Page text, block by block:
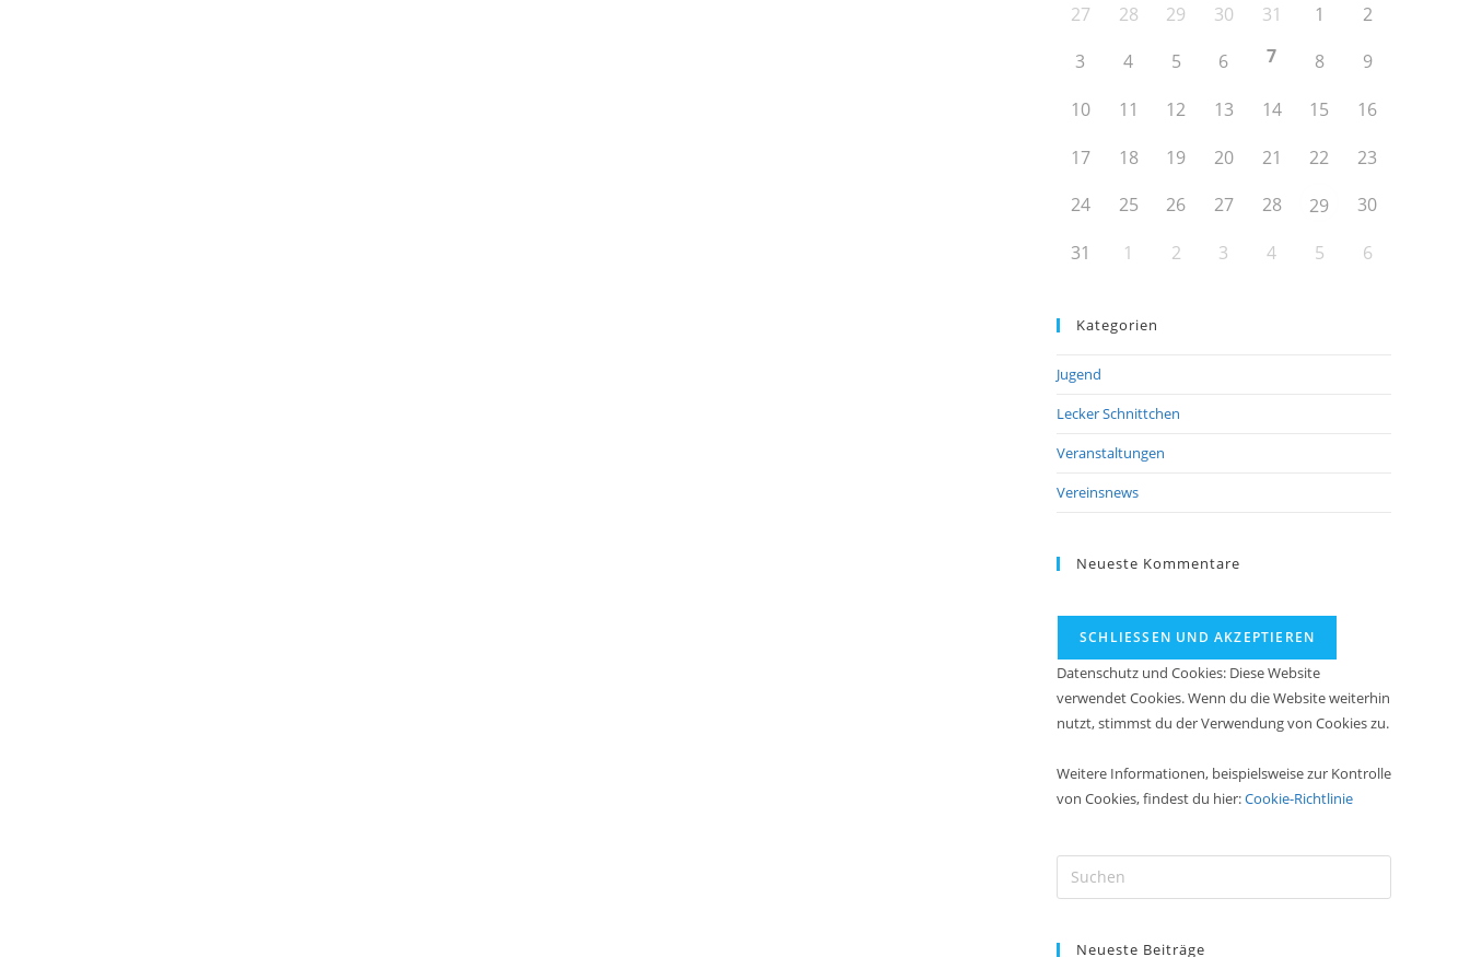
27 28 29 30 31 1
2
3
4 5 6 7 8
9
10
11 12 13 14 15
16
17
18 19 20 21 22
23
24
25 26 27 28 29
30
31
1 2 3 4 5 6
Kategorien
Jugend
Lecker Schnittchen
Veranstaltungen
Vereinsnews
Neueste Kommentare
Datenschutz und Cookies: Diese Website
verwendet Cookies. Wenn du die Website weiterhin
nutzt, stimmst du der Verwendung von Cookies zu.
Weitere Informationen, beispielsweise zur Kontrolle
von Cookies, findest du hier:Cookie-Richtlinie
Escape
Neueste Beiträge